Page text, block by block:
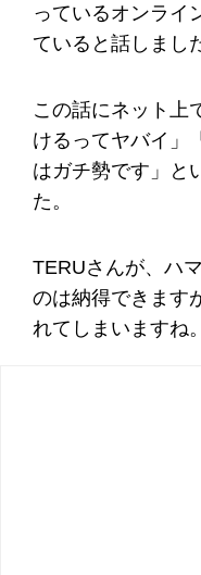
っているオンライ
ていると話しまし
この話にネット上
けるってヤバイ」
はガチ勢です」と
た。
TERUさんが、ハ
のは納得できます
れてしまいますね。